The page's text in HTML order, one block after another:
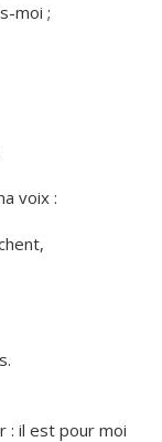
moi ;
voix :
: il est pour moi